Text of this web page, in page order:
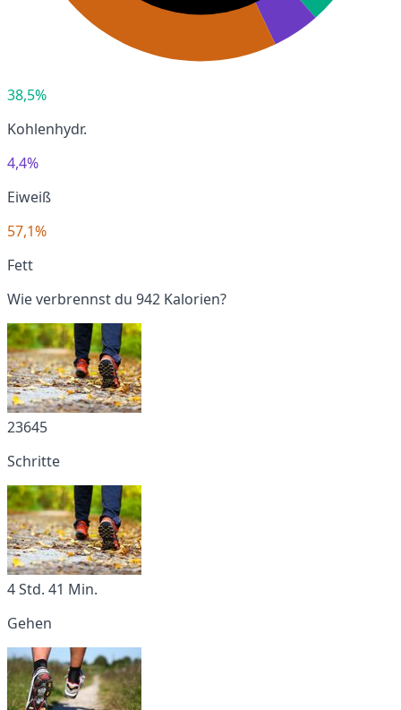
38,5%
Kohlenhydr.
4,4%
Eiweiß
57,1%
Fett
Wie verbrennst du 942 Kalorien?
23645
Schritte
4 Std. 41 Min.
Gehen